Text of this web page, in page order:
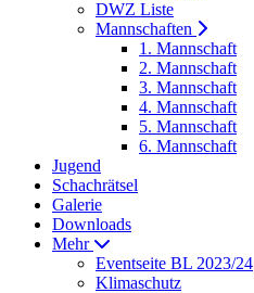
DWZ Liste
Mannschaften
1. Mannschaft
2. Mannschaft
3. Mannschaft
4. Mannschaft
5. Mannschaft
6. Mannschaft
Jugend
Schachrätsel
Galerie
Downloads
Mehr
Eventseite BL 2023/24
Klimaschutz